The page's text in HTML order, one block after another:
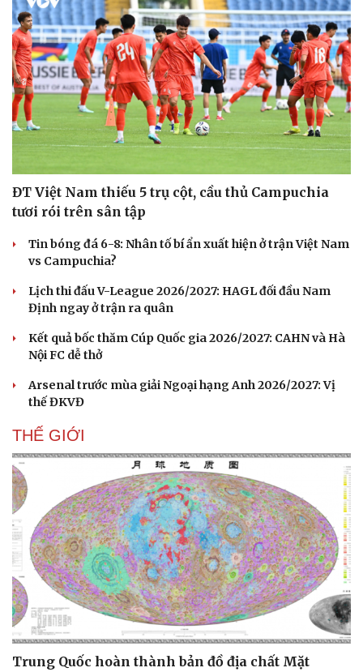
Du lịch
Tư vấn
Săn Tour
check-in
Podcast
Đọc truyện đêm khuya
Cửa sổ tình yêu
Hạt giống tâm hồn
ĐT Việt Nam thiếu 5 trụ cột, cầu thủ Campuchia
tươi rói trên sân tập
Tin bóng đá 6-8: Nhân tố bí ẩn xuất hiện ở trận Việt Nam
vs Campuchia?
Lịch thi đấu V-League 2026/2027: HAGL đối đầu Nam
Định ngay ở trận ra quân
Kết quả bốc thăm Cúp Quốc gia 2026/2027: CAHN và Hà
Nội FC dễ thở
Arsenal trước mùa giải Ngoại hạng Anh 2026/2027: Vị
thế ĐKVĐ
THẾ GIỚI
Trung Quốc hoàn thành bản đồ địa chất Mặt